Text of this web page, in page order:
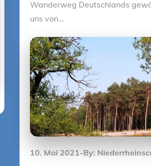
Wanderweg Deutschlands
uns von…
Posted
10. Mai 2021 By: